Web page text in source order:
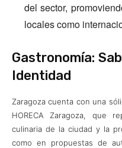
del sector,
locales como
Gastronomía:
Identidad
Zaragoza cuenta con una
HORECA Zaragoza, que
culinaria de la ciudad y la
como en propuestas de